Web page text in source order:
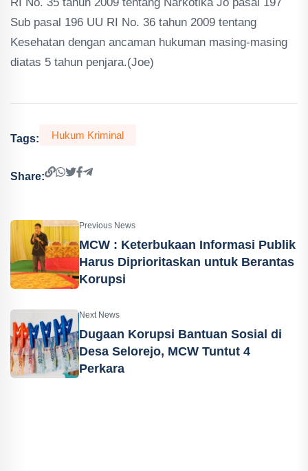
Sub pasal 196 UU RI No. 36 tahun 2009 tentang
Kesehatan dengan ancaman hukuman masing-masing
diatas 5 tahun penjara.(Joe)
Tags: Hukum Kriminal
Share:
Previous News
MCW : Keterbukaan Informasi Publik
Harus Diprioritaskan untuk Berantas
Korupsi
Next News
Dugaan Korupsi Bantuan Sosial di
Desa Selorejo, MCW Tuntut 4
Perkara